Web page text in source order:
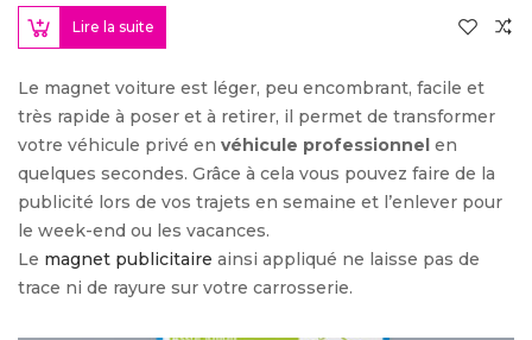
Lire la suite
Le magnet voiture est léger, peu encombrant, facile et
très rapide à poser et à retirer, il permet de transformer
votre véhicule privé en véhicule professionnel en
quelques secondes. Grâce à cela vous pouvez faire de la
publicité lors de vos trajets en semaine et l’enlever pour
le week-end ou les vacances.
Le magnet publicitaire ainsi appliqué ne laisse pas de
trace ni de rayure sur votre carrosserie.